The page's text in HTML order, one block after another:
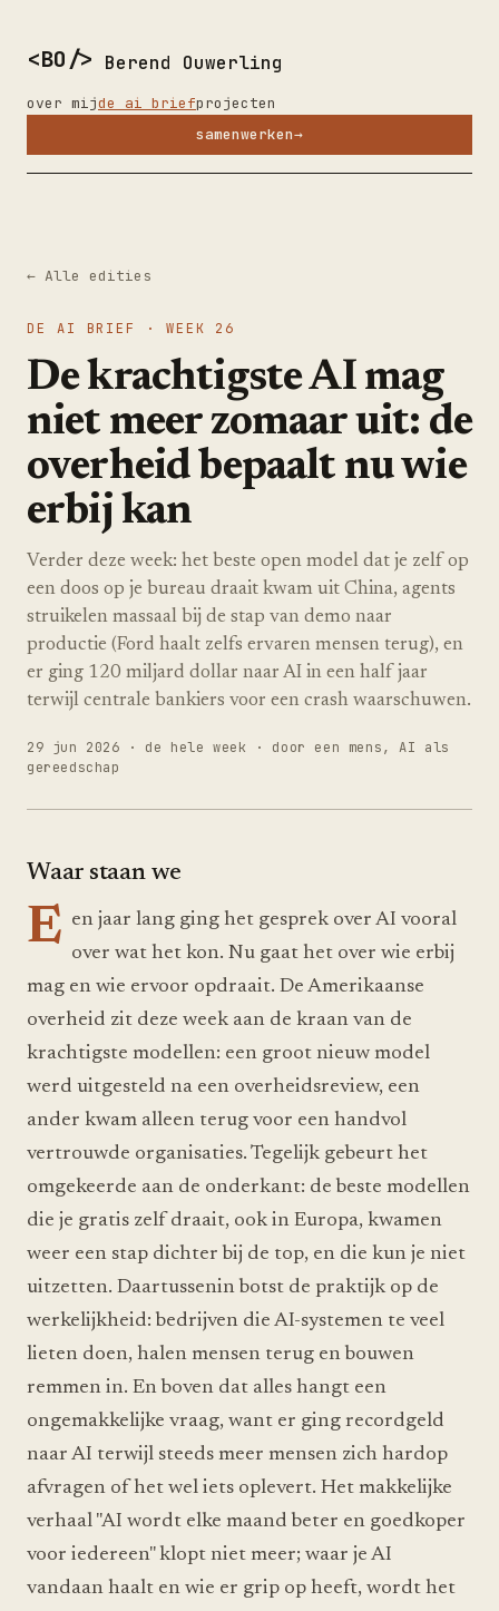
<BO/> Berend Ouwerling
over mijde ai briefprojecten
samenwerken→
← Alle edities
DE AI BRIEF · WEEK 26
De krachtigste AI mag
niet meer zomaar uit: de
overheid bepaalt nu wie
erbij kan
Verder deze week: het beste open model dat je zelf op
een doos op je bureau draait kwam uit China, agents
struikelen massaal bij de stap van demo naar
productie (Ford haalt zelfs ervaren mensen terug), en
er ging 120 miljard dollar naar AI in een half jaar
terwijl centrale bankiers voor een crash waarschuwen.
29 jun 2026 · de hele week · door een mens, AI als
gereedschap
Waar staan we
E en jaar lang ging het gesprek over AI vooral
over wat het kon. Nu gaat het over wie erbij
mag en wie ervoor opdraait. De Amerikaanse
overheid zit deze week aan de kraan van de
krachtigste modellen: een groot nieuw model
werd uitgesteld na een overheidsreview, een
ander kwam alleen terug voor een handvol
vertrouwde organisaties. Tegelijk gebeurt het
omgekeerde aan de onderkant: de beste modellen
die je gratis zelf draait, ook in Europa, kwamen
weer een stap dichter bij de top, en die kun je niet
uitzetten. Daartussenin botst de praktijk op de
werkelijkheid: bedrijven die AI-systemen te veel
lieten doen, halen mensen terug en bouwen
remmen in. En boven dat alles hangt een
ongemakkelijke vraag, want er ging recordgeld
naar AI terwijl steeds meer mensen zich hardop
afvragen of het wel iets oplevert. Het makkelijke
verhaal "AI wordt elke maand beter en goedkoper
voor iedereen" klopt niet meer; waar je AI
vandaan haalt en wie er grip op heeft, wordt het